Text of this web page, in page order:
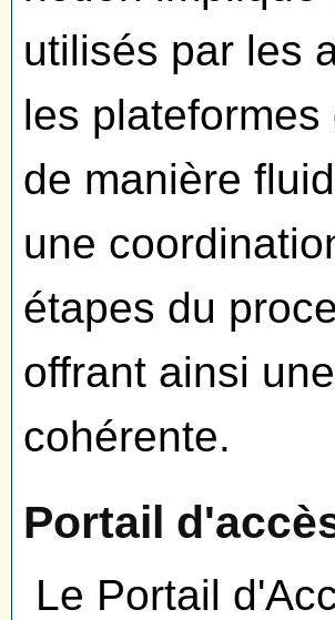
utilisés par les
les
de manière
une
étapes du
offrant ainsi
cohérente.
Portail
Le Portail